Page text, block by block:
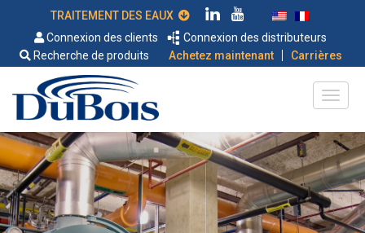
Connexion des clients
Connexion des distributeurs
Recherche de produits
Achetez maintenant | Carrières